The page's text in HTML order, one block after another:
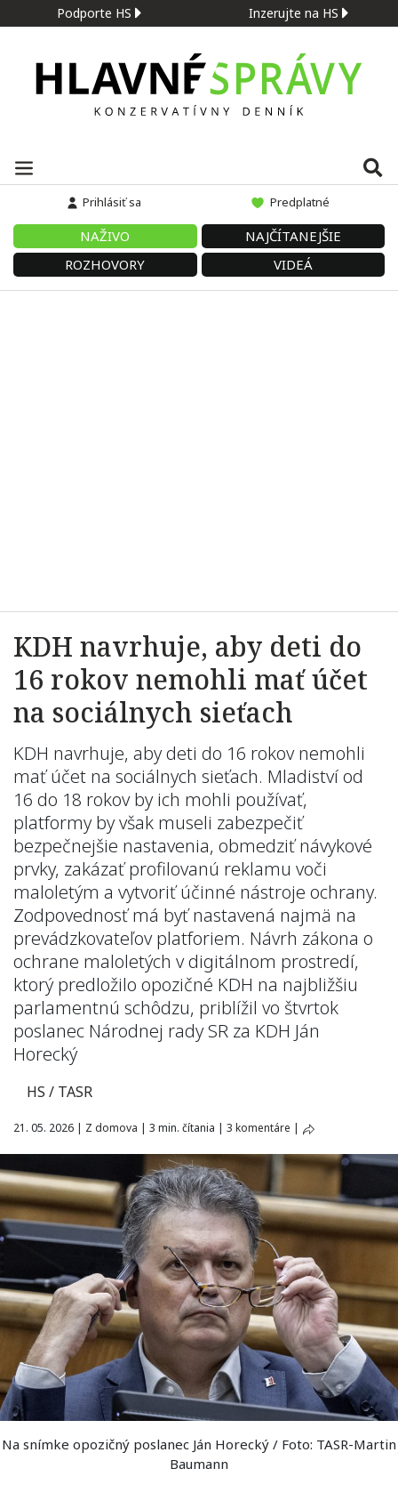
Podporte HS Inzerujte na HS
Prihlásiť sa Predplatné
NAŽIVO
NAJČÍTANEJŠIE
ROZHOVORY
VIDEÁ
KDH navrhuje, aby deti do
16 rokov nemohli mať účet
na sociálnych sieťach
KDH navrhuje, aby deti do 16 rokov nemohli
mať účet na sociálnych sieťach. Mladiství od
16 do 18 rokov by ich mohli používať,
platformy by však museli zabezpečiť
bezpečnejšie nastavenia, obmedziť návykové
prvky, zakázať profilovanú reklamu voči
maloletým a vytvoriť účinné nástroje ochrany.
Zodpovednosť má byť nastavená najmä na
prevádzkovateľov platforiem. Návrh zákona o
ochrane maloletých v digitálnom prostredí,
ktorý predložilo opozičné KDH na najbližšiu
parlamentnú schôdzu, priblížil vo štvrtok
poslanec Národnej rady SR za KDH Ján
Horecký
HS / TASR
21. 05. 2026 | Z domova | 3 min. čítania | 3 komentáre |
Na snímke opozičný poslanec Ján Horecký / Foto: TASR-Martin
Baumann